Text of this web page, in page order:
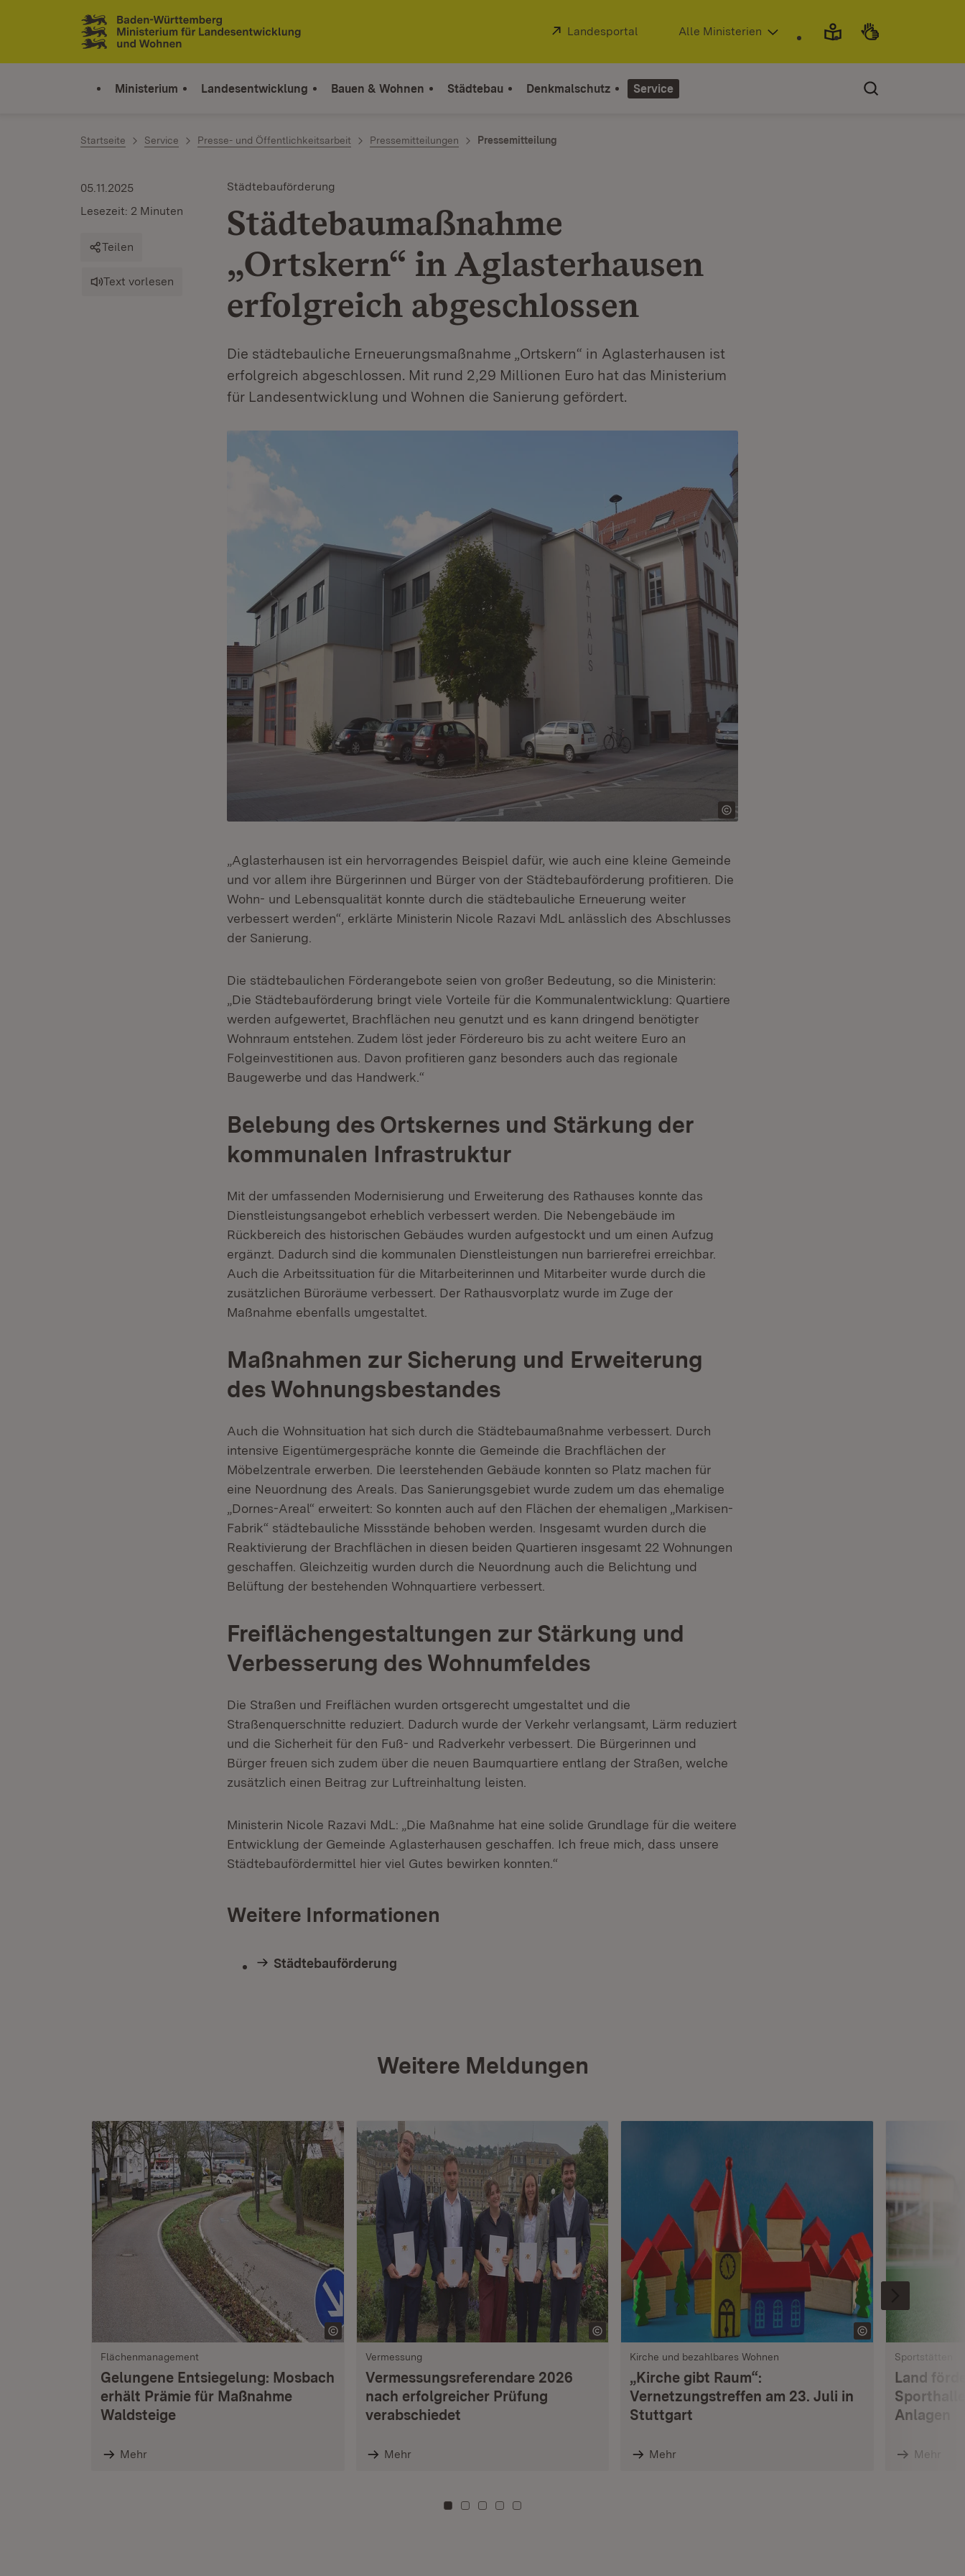
Zum Inhalt springen
Link zur Startseite
Extern:
Landesportal (Öffnet in neuem Fenster)
Alle Ministerien
Ministerium Landesentwicklung Bauen & Wohnen Städtebau Denkmalschutz Service
Startseite Service Presse- und Öffentlichkeitsarbeit Pressemitteilungen Pressemitteilung
Städtebauförderung
Städtebaumaßnahme
„Ortskern“ in Aglasterhausen
erfolgreich abgeschlossen
Die städtebauliche Erneuerungsmaßnahme „Ortskern“ in Aglasterhausen ist
erfolgreich abgeschlossen. Mit rund 2,29 Millionen Euro hat das Ministerium
für Landesentwicklung und Wohnen die Sanierung gefördert.
05.11.2025
Lesezeit: 2 Minuten
Teilen
Text vorlesen
„Aglasterhausen ist ein hervorragendes Beispiel dafür, wie auch eine kleine Gemeinde
und vor allem ihre Bürgerinnen und Bürger von der Städtebauförderung profitieren. Die
Wohn- und Lebensqualität konnte durch die städtebauliche Erneuerung weiter
verbessert werden“, erklärte Ministerin Nicole Razavi MdL anlässlich des Abschlusses
der Sanierung.
Die städtebaulichen Förderangebote seien von großer Bedeutung, so die Ministerin:
„Die Städtebauförderung bringt viele Vorteile für die Kommunalentwicklung: Quartiere
werden aufgewertet, Brachflächen neu genutzt und es kann dringend benötigter
Wohnraum entstehen. Zudem löst jeder Fördereuro bis zu acht weitere Euro an
Folgeinvestitionen aus. Davon profitieren ganz besonders auch das regionale
Baugewerbe und das Handwerk.“
Belebung des Ortskernes und Stärkung der
kommunalen Infrastruktur
Mit der umfassenden Modernisierung und Erweiterung des Rathauses konnte das
Dienstleistungsangebot erheblich verbessert werden. Die Nebengebäude im
Rückbereich des historischen Gebäudes wurden aufgestockt und um einen Aufzug
ergänzt. Dadurch sind die kommunalen Dienstleistungen nun barrierefrei erreichbar.
Auch die Arbeitssituation für die Mitarbeiterinnen und Mitarbeiter wurde durch die
zusätzlichen Büroräume verbessert. Der Rathausvorplatz wurde im Zuge der
Maßnahme ebenfalls umgestaltet.
Maßnahmen zur Sicherung und Erweiterung
des Wohnungsbestandes
Auch die Wohnsituation hat sich durch die Städtebaumaßnahme verbessert. Durch
intensive Eigentümergespräche konnte die Gemeinde die Brachflächen der
Möbelzentrale erwerben. Die leerstehenden Gebäude konnten so Platz machen für
eine Neuordnung des Areals. Das Sanierungsgebiet wurde zudem um das ehemalige
„Dornes-Areal“ erweitert: So konnten auch auf den Flächen der ehemaligen „Markisen-
Fabrik“ städtebauliche Missstände behoben werden. Insgesamt wurden durch die
Reaktivierung der Brachflächen in diesen beiden Quartieren insgesamt 22 Wohnungen
geschaffen. Gleichzeitig wurden durch die Neuordnung auch die Belichtung und
Belüftung der bestehenden Wohnquartiere verbessert.
Freiflächengestaltungen zur Stärkung und
Verbesserung des Wohnumfeldes
Die Straßen und Freiflächen wurden ortsgerecht umgestaltet und die
Straßenquerschnitte reduziert. Dadurch wurde der Verkehr verlangsamt, Lärm reduziert
und die Sicherheit für den Fuß- und Radverkehr verbessert. Die Bürgerinnen und
Bürger freuen sich zudem über die neuen Baumquartiere entlang der Straßen, welche
zusätzlich einen Beitrag zur Luftreinhaltung leisten.
Ministerin Nicole Razavi MdL: „Die Maßnahme hat eine solide Grundlage für die weitere
Entwicklung der Gemeinde Aglasterhausen geschaffen. Ich freue mich, dass unsere
Städtebaufördermittel hier viel Gutes bewirken konnten.“
Weitere Informationen
Städtebauförderung
Weitere Meldungen
Flächenmanagement
Gelungene Entsiegelung: Mosbach
erhält Prämie für Maßnahme
Waldsteige
Mehr
Vermessung
Vermessungsreferendare 2026
nach erfolgreicher Prüfung
verabschiedet
Mehr
Kirche und bezahlbares Wohnen
„Kirche gibt Raum“:
Vernetzungstreffen am 23. Juli in
Stuttgart
Mehr
Sportstätten
Land
Anlagen
Mehr
Zu Kachel: 0
Zu Kachel: 3
Zu Kachel: 6
Zu Kachel: 9
Zu Kachel: 12